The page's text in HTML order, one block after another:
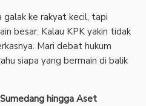
galak ke rakyat kecil, tapi
besar. Kalau KPK yakin tidak
Mari debat hukum
siapa yang bermain di balik
hingga Aset